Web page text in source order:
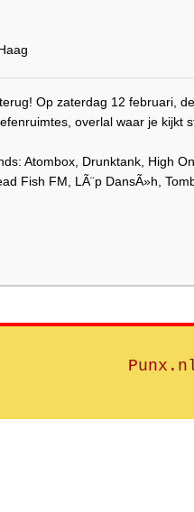
Op zaterdag 12 februari,
overlal waar je kijkt
Atombox, Drunktank, High
Fish FM, LÃ¨p DansÃ»h,